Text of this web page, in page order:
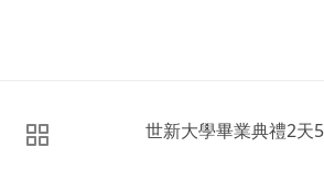
世新大學畢業典禮2